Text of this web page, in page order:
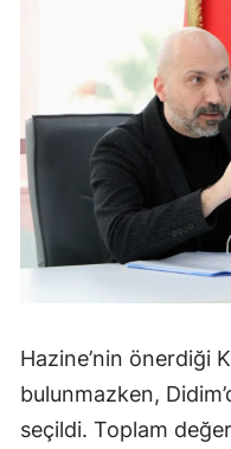
Hazine’nin önerdiği
bulunmazken,
seçildi. Toplam